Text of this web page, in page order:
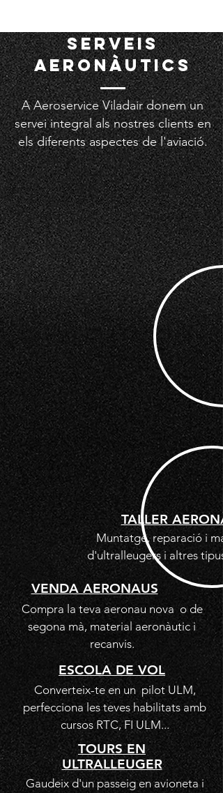
SERVEIS
AERONÀUTICS
A Aeroservice Viladair donem un
servei integral als nostres clients en
els diferents aspectes de l'aviació.
TALLER
Muntatge, reparació i
d'ultralleugers i altres
VENDA AERONAUS
Compra la teva aeronau nova o de
segona mà, material aeronàutic i
recanvis.
ESCOLA DE VOL
Converteix-te en un pilot ULM,
perfecciona les teves habilitats amb
cursos RTC, FI ULM...
TOURS EN
ULTRALLEUGER
Gaudeix d'un passeig en avioneta i